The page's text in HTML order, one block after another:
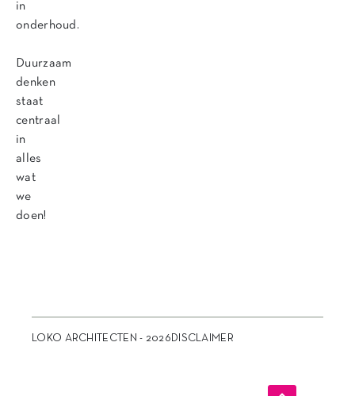
in
onderhoud.
Duurzaam
denken
staat
centraal
in
alles
wat
we
doen!
LOKO ARCHITECTEN - 2026 DISCLAIMER